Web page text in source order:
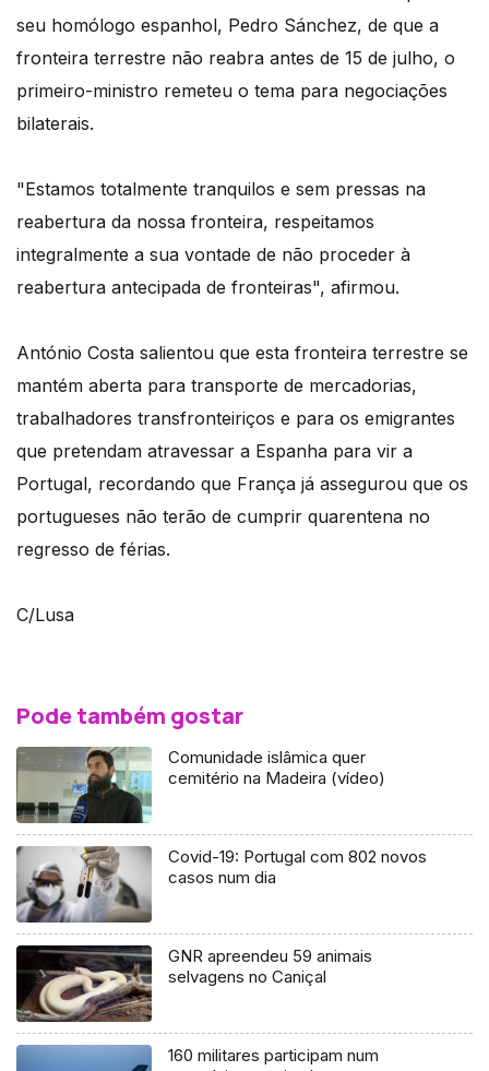
seu homólogo espanhol, Pedro Sánchez, de que a
fronteira terrestre não reabra antes de 15 de julho, o
primeiro-ministro remeteu o tema para negociações
bilaterais.
"Estamos totalmente tranquilos e sem pressas na
reabertura da nossa fronteira, respeitamos
integralmente a sua vontade de não proceder à
reabertura antecipada de fronteiras", afirmou.
António Costa salientou que esta fronteira terrestre se
mantém aberta para transporte de mercadorias,
trabalhadores transfronteiriços e para os emigrantes
que pretendam atravessar a Espanha para vir a
Portugal, recordando que França já assegurou que os
portugueses não terão de cumprir quarentena no
regresso de férias.
C/Lusa
Pode também gostar
Comunidade islâmica quer
cemitério na Madeira (vídeo)
Covid-19: Portugal com 802 novos
casos num dia
GNR apreendeu 59 animais
selvagens no Caniçal
160 militares participam num